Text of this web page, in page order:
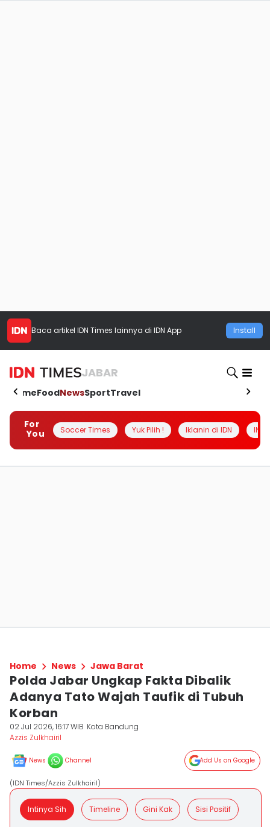
Baca artikel IDN Times lainnya di IDN App Install
JABAR
HomeFoodNewsSportTravel
For
You
Soccer Times Yuk Pilih ! Iklanin di IDN
Home News Jawa Barat
Polda Jabar Ungkap Fakta Dibalik
Adanya Tato Wajah Taufik di Tubuh
Korban
02 Jul 2026, 16:17 WIB Kota Bandung
Azzis Zulkhairil
News Channel Add Us on Google
(IDN Times/Azzis Zulkhairil)
Intinya Sih Timeline Gini Kak Sisi Positif